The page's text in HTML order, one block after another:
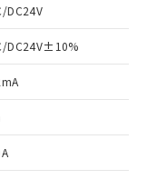
DC24V
DC24V±10%
物質）の
な商品で
）の非含
定のある